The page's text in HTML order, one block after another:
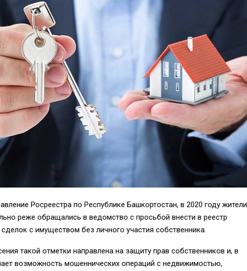
Росреестра по Республике Башкортостан, в 2020 году жители
реже обращались в ведомство с просьбой внести в реестр
сделок с имуществом без личного участия собственника.
такой отметки направлена на защиту прав собственников и, в
возможность мошеннических операций с недвижимостью,